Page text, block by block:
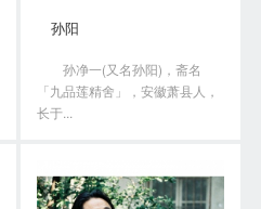
孙阳
孙净一(又名孙阳)，斋名
「九品莲精舍」，安徽萧县人，
长于...